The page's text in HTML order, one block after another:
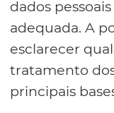
dados
adequada. A
esclarecer
tratamento
principais